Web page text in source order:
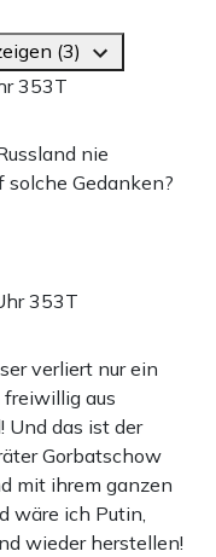
(3)
353T
nie
solche Gedanken?
353T
verliert nur ein
freiwillig aus
Und das ist der
Gorbatschow
mit ihrem ganzen
wäre ich Putin,
wieder herstellen!